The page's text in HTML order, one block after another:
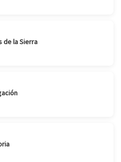
de la Sierra